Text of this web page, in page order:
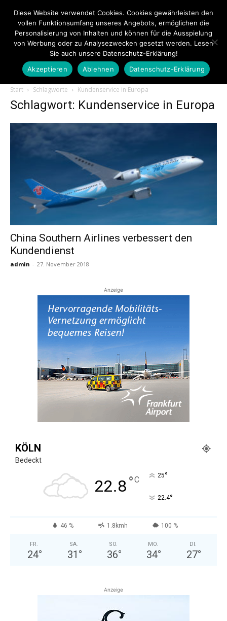
Touristiknews.de
Touristiknews
Start Schlagworte Kundenservice in Europa
Schlagwort: Kundenservice in Europa
China Southern Airlines verbessert den
Kundendienst
admin - 27. November 2018
Anzeige
KÖLN
Bedeckt
22.8°C 25°
22.4°
46 % 1.8kmh 100 %
FR.
24°
SA.
31 °
SO.
36°
MO.
34°
DI.
27°
Anzeige
Diese Website verwendet Cookies. Cookies gewährleisten den
vollen Funktionsumfang unseres Angebots, ermöglichen die
Personalisierung von Inhalten und können für die Ausspielung
von Werbung oder zu Analysezwecken gesetzt werden. Lesen
Sie auch unsere Datenschutz-Erklärung!
Akzeptieren
Ablehnen Datenschutz-Erklärung